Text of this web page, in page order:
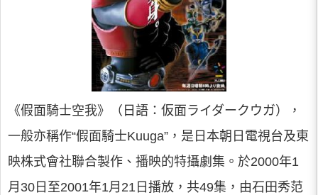
《假面騎士空我》（日語：仮面ライダークウガ），
一般亦稱作“假面騎士Kuuga”，是日本朝日電視台及東
映株式會社聯合製作、播映的特攝劇集。於2000年1
月30日至2001年1月21日播放，共49集，由石田秀范